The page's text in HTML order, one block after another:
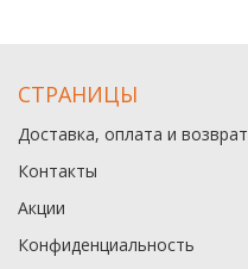
СТРАНИЦЫ
Доставка, оплата и возврат
Контакты
Акции
Конфиденциальность